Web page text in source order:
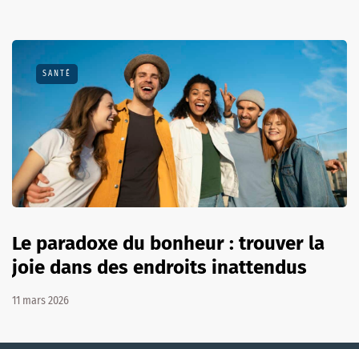
SANTÉ
Le paradoxe du bonheur : trouver la
joie dans des endroits inattendus
11 mars 2026